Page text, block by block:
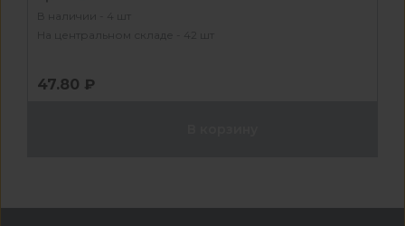
В наличии - 4 шт
На центральном складе - 42 шт
47.80 ₽